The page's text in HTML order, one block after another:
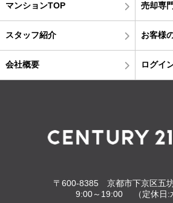
マンションTOP 売却専
スタッフ紹介 お客様
会社概要 ログイ
〒600-8385 京都市下京区五
9:00～19:00 （定休日: